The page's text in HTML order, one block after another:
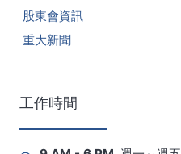
股東會資訊
重大新聞
工作時間